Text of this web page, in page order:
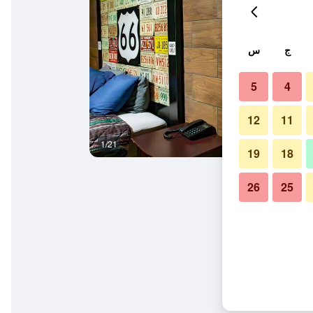
1/21
ج س
4
5
11
12
18
19
25
26